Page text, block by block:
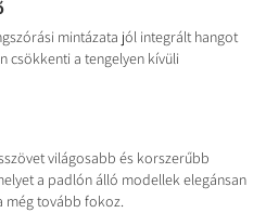
mintázata jól integrált hangot
csökkenti a tengelyen kívüli
világosabb és korszerűbb
a padlón álló modellek elegánsan
még tovább fokoz.